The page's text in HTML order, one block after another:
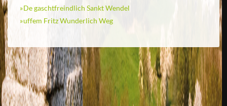
De gaschtfreindlich Sankt Wendel
uffem Fritz Wunderlich Weg